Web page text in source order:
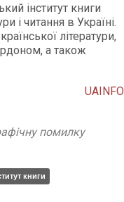
інститут книги
і читання в Україні.
літератури,
а також
UAINFO
помилку
книги